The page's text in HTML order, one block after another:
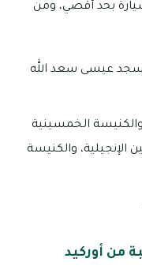
13 دقيقة بالسيارة بحد أقصي، ومن
عيسى سعد الله
الخمسينية
والكنيسة
من أوركيد